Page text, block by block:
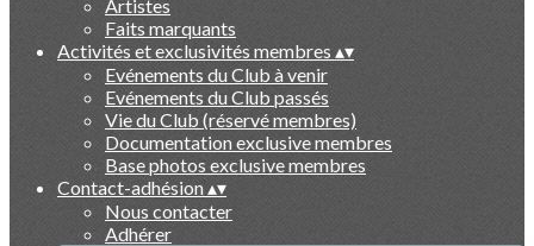
Artistes
Faits marquants
Activités et exclusivités membres ▴▾
Evénements du Club à venir
Evénements du Club passés
Vie du Club (réservé membres)
Documentation exclusive membres
Base photos exclusive membres
Contact-adhésion▴▾
Nous contacter
Adhérer